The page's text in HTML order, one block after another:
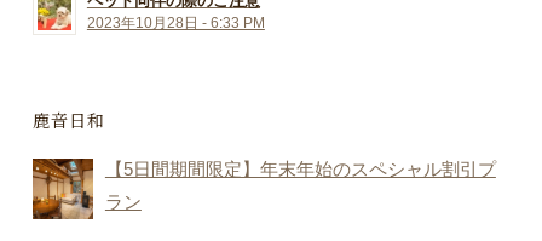
2023年10月28日 - 6:33 PM
鹿音日和
【5日間期間限定】年末年始のスペシャル割引プ
ラン